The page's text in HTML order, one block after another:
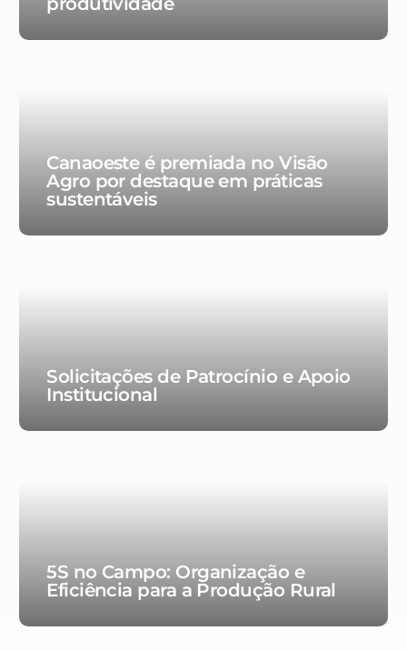
Canaoeste é premiada no Visão
Agro por destaque em práticas
sustentáveis
Solicitações de Patrocínio e Apoio
Institucional
5S no Campo: Organização e
Eficiência para a Produção Rural